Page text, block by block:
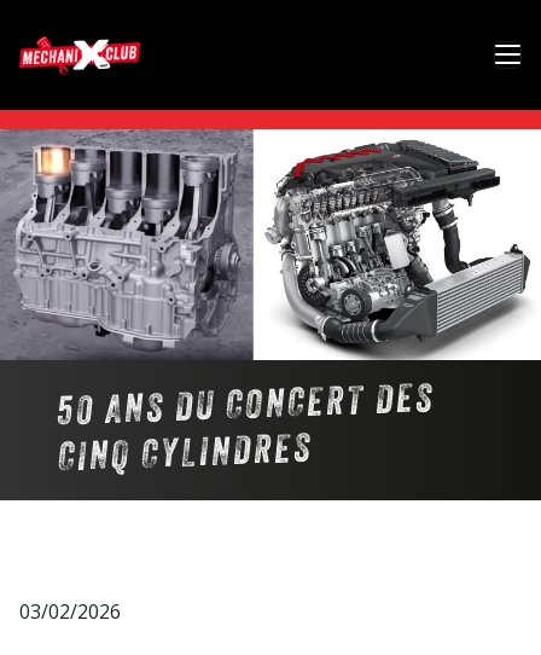
50 ANS DU CONCERT DES
CINQ CYLINDRES
03/02/2026